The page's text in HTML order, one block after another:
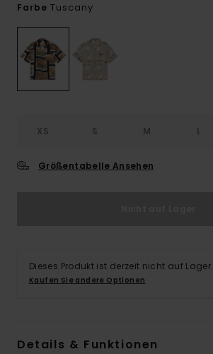
Farbe Tuscany
XS S M L
Größentabelle Ansehen
Dieses Produkt ist derzeit nicht auf Lager.
Kaufen Sie andere Optionen
Details & Funktionen